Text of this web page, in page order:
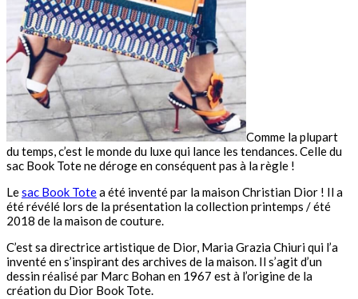
Comme la plupart
du temps, c’est le monde du luxe qui lance les tendances. Celle du
sac Book Tote ne déroge en conséquent pas à la règle !
Lesac Book Totea été inventé par la maison Christian Dior ! Il a
été révélé lors de la présentation la collection printemps / été
2018 de la maison de couture.
C’est sa directrice artistique de Dior, Maria Grazia Chiuri qui l’a
inventé en s’inspirant des archives de la maison. Il s’agit d’un
dessin réalisé par Marc Bohan en 1967 est à l’origine de la
création du Dior Book Tote.